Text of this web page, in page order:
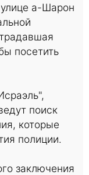
а-Шарон
посетить
поиск
которые
полиции.
заключения